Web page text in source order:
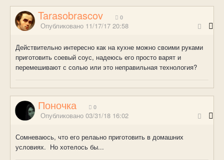
Tarasobrascov 0
Опубликовано 11/17/17 20:58
Действительно интересно как на кухне можно своими руками
приготовить соевый соус, надеюсь его просто варят и
перемешивают с солью или это неправильная технология?
Поночка 0
Опубликовано 03/31/18 16:02
Сомневаюсь, что его релаьно приготовить в домашних
условиях. Но хотелось бы...